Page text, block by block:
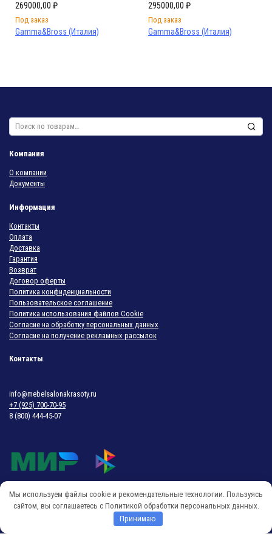
269000,00 ₽
Под заказ
Gamma&Bross (Италия)
295000,00 ₽
Под заказ
Gamma&Bross (Италия)
Искать:
Компания
О компании
Документы
Информация
Контакты
Оплата
Доставка
Гарантия
Возврат
Договор оферты
Политика конфиденциальности
Пользовательское соглашение
Политика использования файлов Cookie
Согласие на обработку персональных данных
Согласие на получение рекламных рассылок
Контакты
info@mebelsalonakrasoty.ru
+7 (925) 700-70-95
8 (800) 444-45-07
© 2018-2026 Мебель Салона Красоты
Мы используем файлы cookie и рекомендательные технологии. Пользуясь
сайтом, вы соглашаетесь с Политикой обработки персональных данных.
Принимаю